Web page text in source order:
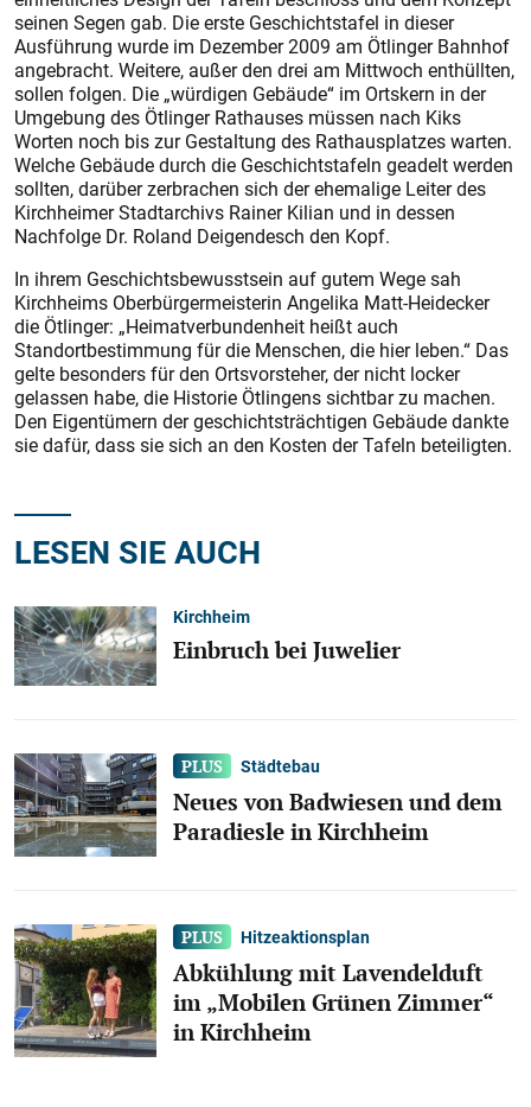
seinen Segen gab. Die erste Geschichtstafel in dieser
Ausführung wurde im Dezember 2009 am Ötlinger Bahnhof
angebracht. Weitere, außer den drei am Mittwoch enthüllten,
sollen folgen. Die „würdigen Gebäude“ im Ortskern in der
Umgebung des Ötlinger Rathauses müssen nach Kiks
Worten noch bis zur Gestaltung des Rathausplatzes warten.
Welche Gebäude durch die Geschichtstafeln geadelt werden
sollten, darüber zerbrachen sich der ehemalige Leiter des
Kirchheimer Stadtarchivs Rainer Kilian und in dessen
Nachfolge Dr. Roland Deigendesch den Kopf.
In ihrem Geschichtsbewusstsein auf gutem Wege sah
Kirchheims Oberbürgermeisterin Angelika Matt-Heidecker
die Ötlinger: „Heimatverbundenheit heißt auch
Standortbestimmung für die Menschen, die hier leben.“ Das
gelte besonders für den Ortsvorsteher, der nicht locker
gelassen habe, die Historie Ötlingens sichtbar zu machen.
Den Eigentümern der geschichtsträchtigen Gebäude dankte
sie dafür, dass sie sich an den Kosten der Tafeln beteiligten.
LESEN SIE AUCH
Kirchheim
Einbruch bei Juwelier
Städtebau
Neues von Badwiesen und dem
Paradiesle in Kirchheim
Hitzeaktionsplan
Abkühlung mit Lavendelduft
im „Mobilen Grünen Zimmer“
in Kirchheim